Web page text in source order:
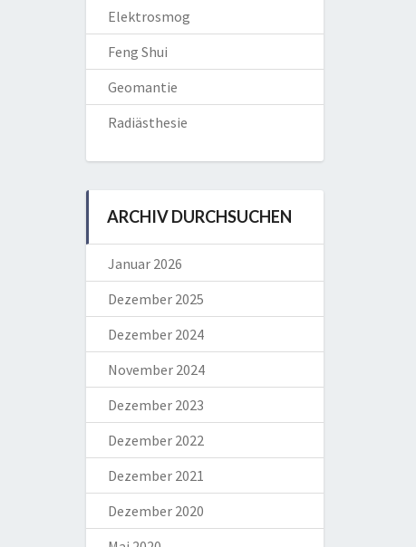
Elektrosmog
Feng Shui
Geomantie
Radiästhesie
ARCHIV DURCHSUCHEN
Januar 2026
Dezember 2025
Dezember 2024
November 2024
Dezember 2023
Dezember 2022
Dezember 2021
Dezember 2020